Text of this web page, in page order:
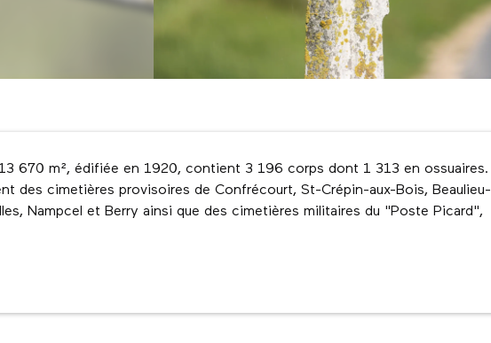
670 m², édifiée en 1920, contient 3 196 corps dont 1 313 en ossuaires.
des cimetières provisoires de Confrécourt, St-Crépin-aux-Bois, Beaulieu-
Nampcel et Berry ainsi que des cimetières militaires du "Poste Picard",